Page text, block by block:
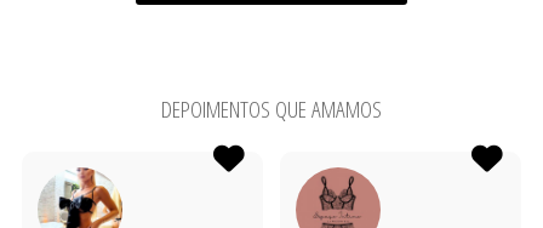
DEPOIMENTOS QUE AMAMOS